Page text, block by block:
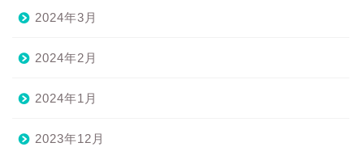
2024年3月
2024年2月
2024年1月
2023年12月